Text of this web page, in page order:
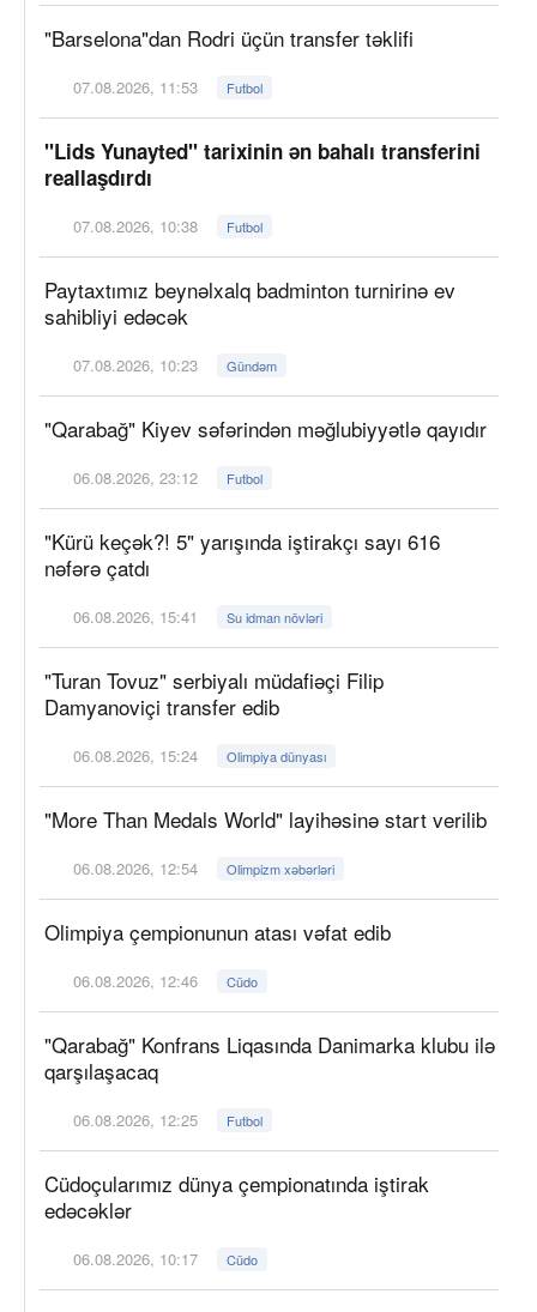
"Barselona"dan Rodri üçün transfer təklifi
07.08.2026, 11:53 Futbol
"Lids Yunayted" tarixinin ən bahalı transferini
reallaşdırdı
07.08.2026, 10:38 Futbol
Paytaxtımız beynəlxalq badminton turnirinə ev
sahibliyi edəcək
07.08.2026, 10:23 Gündəm
"Qarabağ" Kiyev səfərindən məğlubiyyətlə qayıdır
06.08.2026, 23:12 Futbol
"Kürü keçək?! 5" yarışında iştirakçı sayı 616
nəfərə çatdı
06.08.2026, 15:41 Su idman növləri
"Turan Tovuz" serbiyalı müdafiəçi Filip
Damyanoviçi transfer edib
06.08.2026, 15:24 Olimpiya dünyası
"More Than Medals World" layihəsinə start verilib
06.08.2026, 12:54 Olimpizm xəbərləri
Olimpiya çempionunun atası vəfat edib
06.08.2026, 12:46 Cüdo
"Qarabağ" Konfrans Liqasında Danimarka klubu ilə
qarşılaşacaq
06.08.2026, 12:25 Futbol
Cüdoçularımız dünya çempionatında iştirak
edəcəklər
06.08.2026, 10:17 Cüdo